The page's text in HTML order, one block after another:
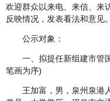
欢迎群众以来电、来信、来
反映情况，发表看法和意见。
公示对象：
一、拟提任新组建市管
笔画为序)
王加富，男，泉州泉港